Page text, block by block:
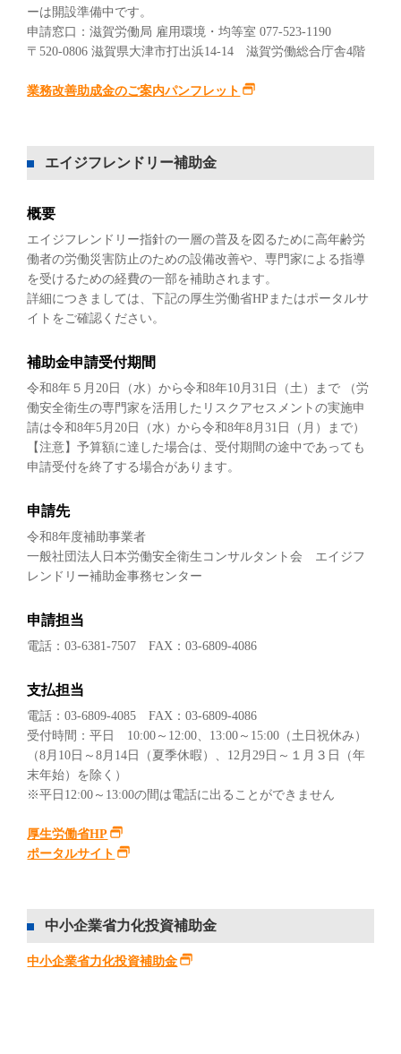
ーは開設準備中です。
申請窓口：滋賀労働局 雇用環境・均等室 077-523-1190
〒520-0806 滋賀県大津市打出浜14-14 滋賀労働総合庁舎4階
業務改善助成金のご案内パンフレット
エイジフレンドリー補助金
概要
エイジフレンドリー指針の一層の普及を図るために高年齢労
働者の労働災害防止のための設備改善や、専門家による指導
を受けるための経費の一部を補助されます。
詳細につきましては、下記の厚生労働省HPまたはポータルサ
イトをご確認ください。
補助金申請受付期間
令和8年５月20日（水）から令和8年10月31日（土）まで （労
働安全衛生の専門家を活用したリスクアセスメントの実施申
請は令和8年5月20日（水）から令和8年8月31日（月）まで）
【注意】予算額に達した場合は、受付期間の途中であっても
申請受付を終了する場合があります。
申請先
令和8年度補助事業者
一般社団法人日本労働安全衛生コンサルタント会 エイジフ
レンドリー補助金事務センター
申請担当
電話：03-6381-7507 FAX：03-6809-4086
支払担当
電話：03-6809-4085 FAX：03-6809-4086
受付時間：平⽇ 10:00～12:00、13:00～15:00（土日祝休み）
​（8月10日～8月14日（夏季休暇）、12月29日～１月３日（年
末年始）を除く）
※平日12:00～13:00の間は電話に出ることができません
厚生労働省HP
ポータルサイト
中小企業省力化投資補助金
中小企業省力化投資補助金